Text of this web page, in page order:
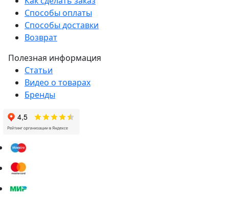
Способы оплаты
Способы доставки
Возврат
Полезная информация
Статьи
Видео о товарах
Бренды